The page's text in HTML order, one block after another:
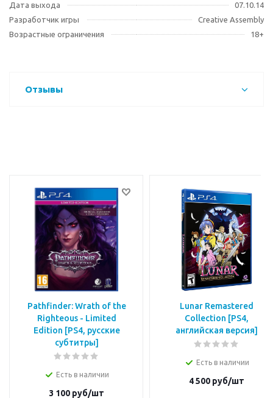
Дата выхода
07.10.14
Разработчик игры
Creative Assembly
Возрастные ограничения
18+
Отзывы
Pathfinder: Wrath of the
Righteous - Limited
Edition [PS4, русские
субтитры]
Есть в наличии
3 100 руб/шт
Lunar Remastered
Collection [PS4,
английская версия]
Есть в наличии
4 500 руб/шт